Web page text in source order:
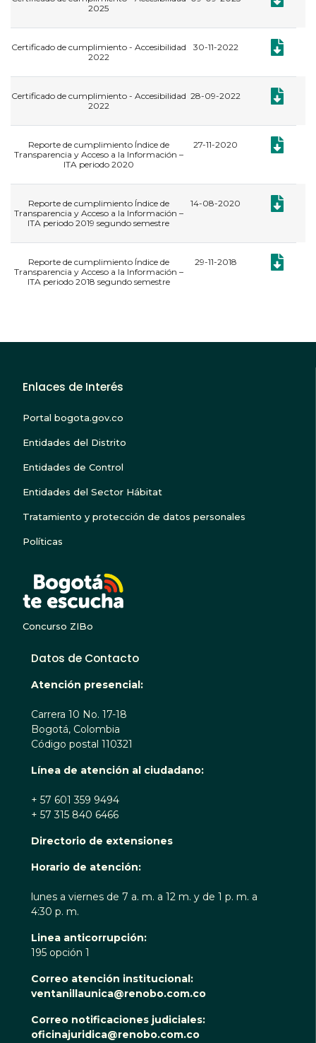
2025
Certificado de cumplimiento - Accesibilidad
2022
30-11-2022
Certificado de cumplimiento - Accesibilidad
2022
28-09-2022
Reporte de cumplimiento Índice de
Transparencia y Acceso a la Información –
ITA periodo 2020
27-11-2020
Reporte de cumplimiento Índice de
Transparencia y Acceso a la Información –
ITA periodo 2019 segundo semestre
14-08-2020
Reporte de cumplimiento Índice de
Transparencia y Acceso a la Información –
ITA periodo 2018 segundo semestre
29-11-2018
Enlaces de Interés
Portal bogota.gov.co
Entidades del Distrito
Entidades de Control
Entidades del Sector Hábitat
Tratamiento y protección de datos personales
Políticas
Concurso ZIBo
Datos de Contacto
Atención presencial:
Carrera 10 No. 17-18
Bogotá, Colombia
Código postal 110321
Línea de atención al ciudadano:
+ 57 601 359 9494
+ 57 315 840 6466
Directorio de extensiones
Horario de atención:
lunes a viernes de 7 a. m. a 12 m. y de 1 p. m. a
4:30 p. m.
Linea anticorrupción:
195 opción 1
Correo atención institucional:
ventanillaunica@renobo.com.co
Correo notificaciones judiciales:
oficinajuridica@renobo.com.co